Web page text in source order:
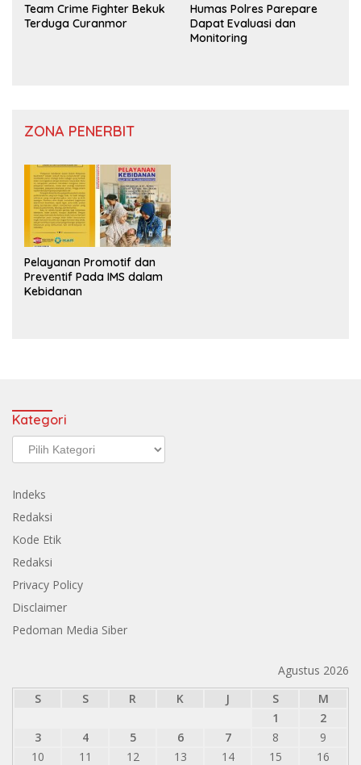
Team Crime Fighter Bekuk
Terduga Curanmor
Humas Polres Parepare
Dapat Evaluasi dan
Monitoring
ZONA PENERBIT
Pelayanan Promotif dan
Preventif Pada IMS dalam
Kebidanan
Kategori
Kategori
Indeks
Redaksi
Kode Etik
Redaksi
Privacy Policy
Disclaimer
Pedoman Media Siber
Agustus 2026
S
S R K J S
M
1
2
3
4 5 6 7 8
9
10
11 12 13 14 15
16